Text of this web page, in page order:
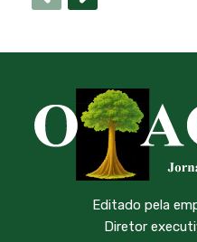
Editado pela
Diretor